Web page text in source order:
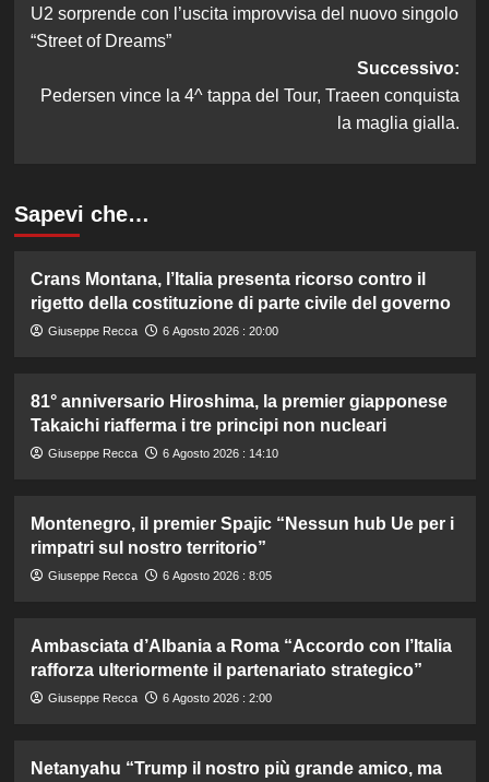
articolo
U2 sorprende con l’uscita improvvisa del nuovo singolo
“Street of Dreams”
Successivo:
Pedersen vince la 4^ tappa del Tour, Traeen conquista
la maglia gialla.
Sapevi che…
Crans Montana, l’Italia presenta ricorso contro il
rigetto della costituzione di parte civile del governo
Giuseppe Recca 6 Agosto 2026 : 20:00
81° anniversario Hiroshima, la premier giapponese
Takaichi riafferma i tre principi non nucleari
Giuseppe Recca 6 Agosto 2026 : 14:10
Montenegro, il premier Spajic “Nessun hub Ue per i
rimpatri sul nostro territorio”
Giuseppe Recca 6 Agosto 2026 : 8:05
Ambasciata d’Albania a Roma “Accordo con l’Italia
rafforza ulteriormente il partenariato strategico”
Giuseppe Recca 6 Agosto 2026 : 2:00
Netanyahu “Trump il nostro più grande amico, ma